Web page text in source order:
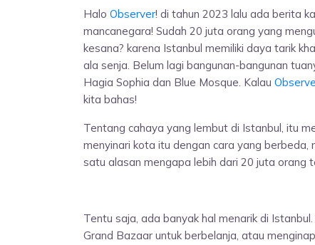
Halo Observer! di tahun 2023 lalu ada berita
mancanegara! Sudah 20 juta orang yang
kesana? karena Istanbul memiliki daya tarik
ala senja. Belum lagi bangunan-bangunan
Hagia Sophia dan Blue Mosque. Kalau
kita bahas!
Tentang cahaya yang lembut di Istanbul, itu
menyinari kota itu dengan cara yang berbeda,
satu alasan mengapa lebih dari 20 juta orang
Tentu saja, ada banyak hal menarik di
Grand Bazaar untuk berbelanja, atau